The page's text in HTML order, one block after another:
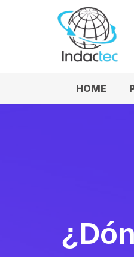
HOME